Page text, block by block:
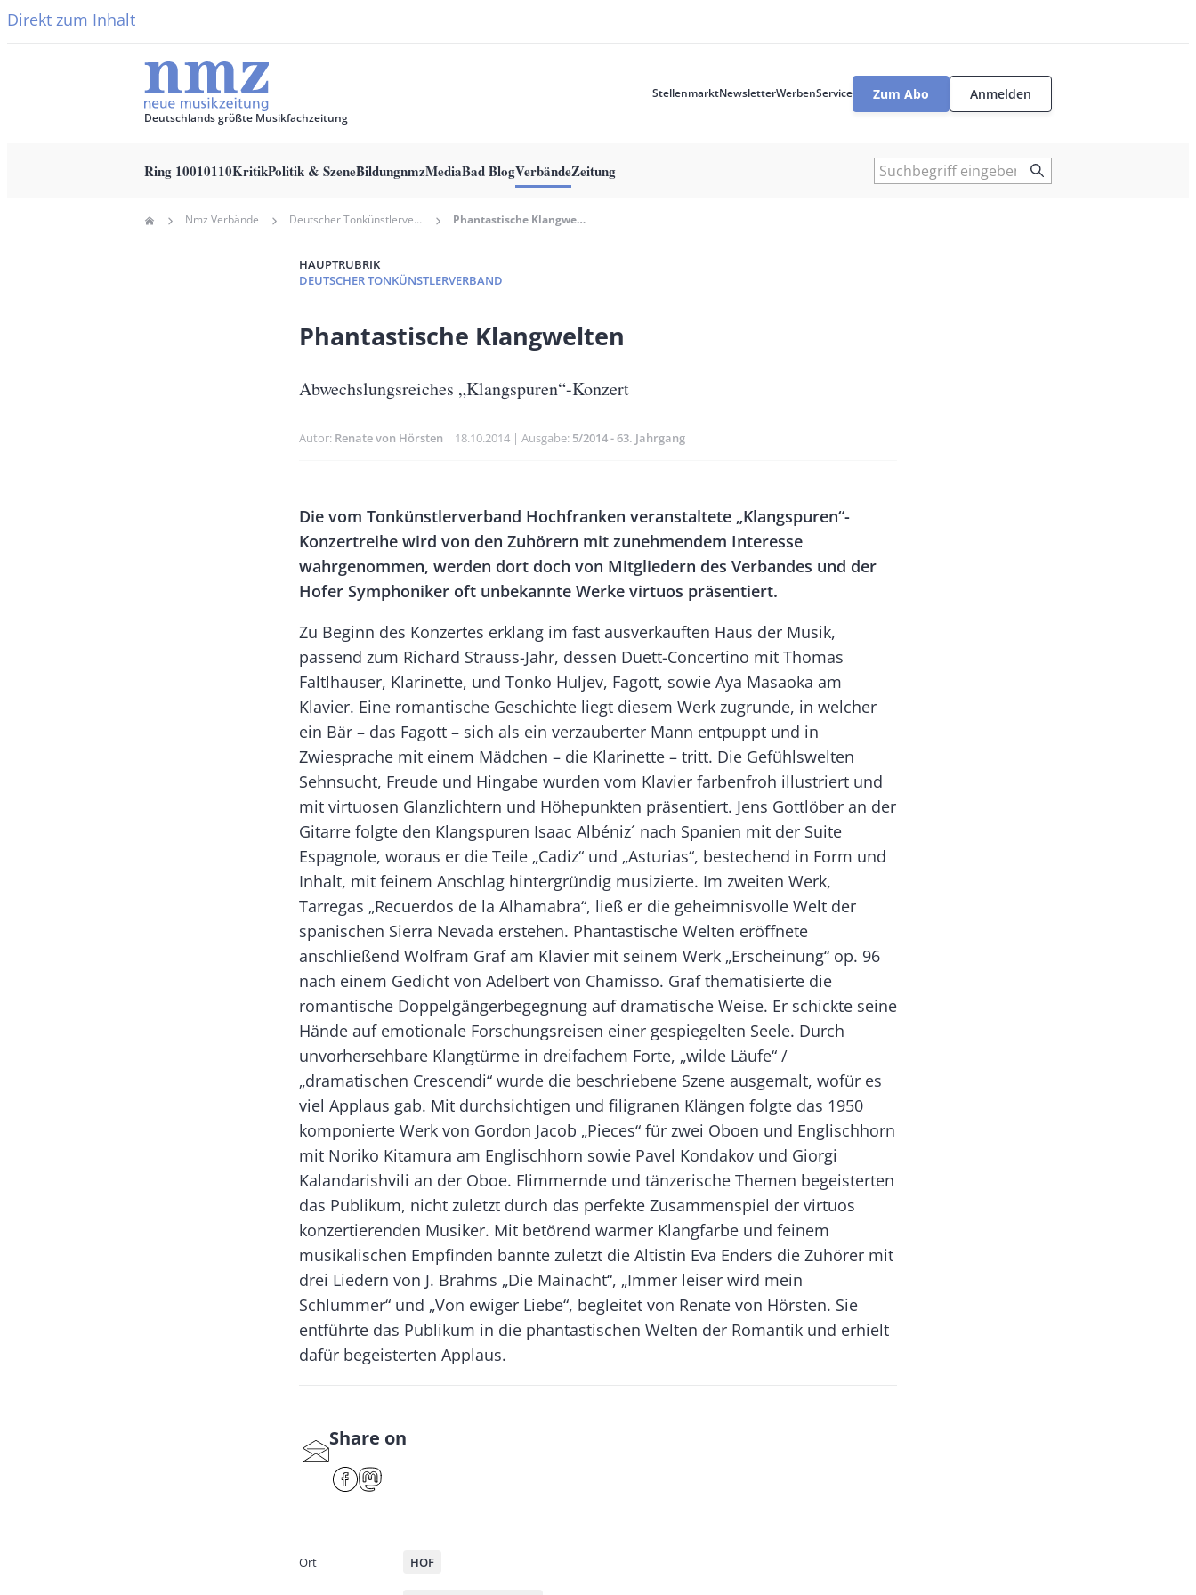
Direkt zum Inhalt
Deutschlands größte Musikfachzeitung
StellenmarktNewsletterWerbenService
User
Zum Abo Anmelden
navigation
Ring 10010110KritikPolitik & SzeneBildungnmzMediaBad BlogVerbändeZeitung Suche
Home Nmz Verbände Deutscher Tonkünstlerverband Phantastische Klangwelten
HAUPTRUBRIK
DEUTSCHER TONKÜNSTLERVERBAND
Banner
Size
Phantastische Klangwelten
Untertitel
Abwechslungsreiches „Klangspuren“-Konzert
Autor Renate von Hörsten Publikationsdatum
18.10.2014 Ausgabe 5/2014 - 63. Jahrgang
Rectangle
Left
Rectangle
Right
Body
Die vom Tonkünstlerverband Hochfranken veranstaltete „Klangspuren“-
Konzertreihe wird von den Zuhörern mit zunehmendem Interesse
wahrgenommen, werden dort doch von Mitgliedern des Verbandes und der
Hofer Symphoniker oft unbekannte Werke virtuos präsentiert.
Zu Beginn des Konzertes erklang im fast ausverkauften Haus der Musik,
passend zum Richard Strauss-Jahr, dessen Duett-Concertino mit Thomas
Faltlhauser, Klarinette, und Tonko Huljev, Fagott, sowie Aya Masaoka am
Klavier. Eine romantische Geschichte liegt diesem Werk zugrunde, in welcher
ein Bär – das Fagott – sich als ein verzauberter Mann entpuppt und in
Zwiesprache mit einem Mädchen – die Klarinette – tritt. Die Gefühlswelten
Sehnsucht, Freude und Hingabe wurden vom Klavier farbenfroh illustriert und
mit virtuosen Glanzlichtern und Höhepunkten präsentiert. Jens Gottlöber an der
Gitarre folgte den Klangspuren Isaac Albéniz´ nach Spanien mit der Suite
Espagnole, woraus er die Teile „Cadiz“ und „Asturias“, bestechend in Form und
Inhalt, mit feinem Anschlag hintergründig musizierte. Im zweiten Werk,
Tarregas „Recuerdos de la Alhamabra“, ließ er die geheimnisvolle Welt der
spanischen Sierra Nevada erstehen. Phantastische Welten eröffnete
anschließend Wolfram Graf am Klavier mit seinem Werk „Erscheinung“ op. 96
nach einem Gedicht von Adelbert von Chamisso. Graf thematisierte die
romantische Doppelgängerbegegnung auf dramatische Weise. Er schickte seine
Hände auf emotionale Forschungsreisen einer gespiegelten Seele. Durch
unvorhersehbare Klangtürme in dreifachem Forte, „wilde Läufe“ /
„dramatischen Crescendi“ wurde die beschriebene Szene ausgemalt, wofür es
viel Applaus gab. Mit durchsichtigen und filigranen Klängen folgte das 1950
komponierte Werk von Gordon Jacob „Pieces“ für zwei Oboen und Englischhorn
mit Noriko Kitamura am Englischhorn sowie Pavel Kondakov und Giorgi
Kalandarishvili an der Oboe. Flimmernde und tänzerische Themen begeisterten
das Publikum, nicht zuletzt durch das perfekte Zusammenspiel der virtuos
konzertierenden Musiker. Mit betörend warmer Klangfarbe und feinem
musikalischen Empfinden bannte zuletzt die Altistin Eva Enders die Zuhörer mit
drei Liedern von J. Brahms „Die Mainacht“, „Immer leiser wird mein
Schlummer“ und „Von ewiger Liebe“, begleitet von Renate von Hörsten. Sie
entführte das Publikum in die phantastischen Welten der Romantik und erhielt
dafür begeisterten Applaus.
S
Share on
F
Ort HOF